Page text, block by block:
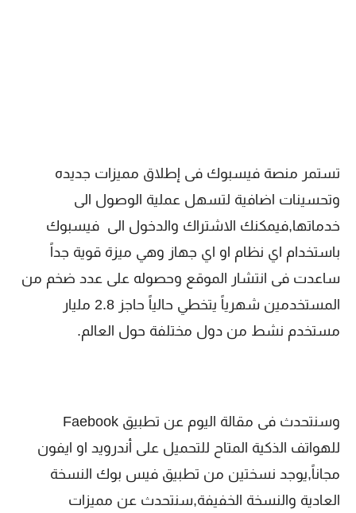
تستمر منصة فيسبوك فى إطلاق مميزات جديده
وتحسينات اضافية لتسهل عملية الوصول الى
خدماتها,فيمكنك الاشتراك والدخول الى فيسبوك
باستخدام اي نظام او اي جهاز وهي ميزة قوية جداً
ساعدت فى انتشار الموقع وحصوله على عدد ضخم من
المستخدمين شهرياً يتخطي حالياً حاجز 2.8 مليار
مستخدم نشط من دول مختلفة حول العالم.
وسنتحدث فى مقالة اليوم عن تطبيق Faebook
للهواتف الذكية المتاح للتحميل على أندرويد او ايفون
مجاناً,يوجد نسختين من تطبيق فيس بوك النسخة
العادية والنسخة الخفيفة,سنتحدث عن مميزات